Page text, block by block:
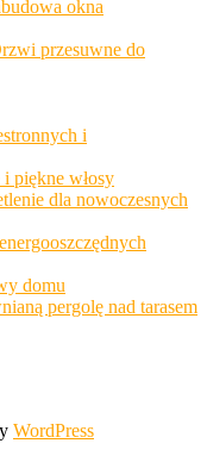
okna
przesuwne do
i
piękne włosy
dla nowoczesnych
domu
pergolę nad tarasem
WordPress